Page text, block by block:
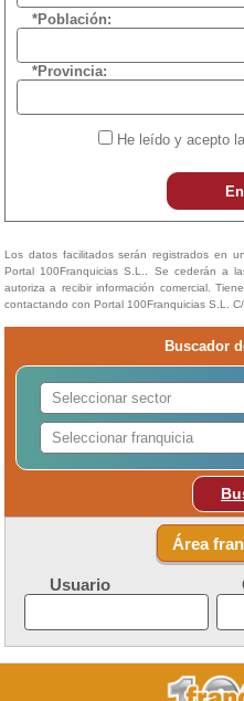
*Población:
*Provincia:
He leído y acepto
Los datos facilitados serán registrados en
Portal 100Franquicias S.L.. Se cederán a
autoriza a recibir información comercial.
contactando con Portal 100Franquicias S.L.
Buscador
Área
Usuario